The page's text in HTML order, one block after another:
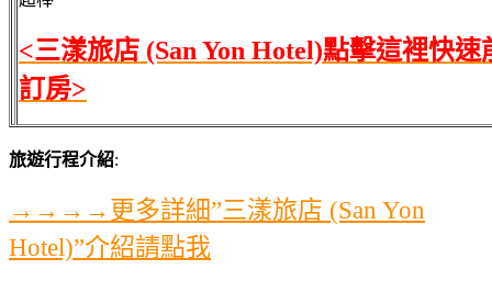
<三漾旅店 (San Yon Hotel)點擊這裡快速
訂房>
旅遊行程介紹:
→→→→更多詳細”三漾旅店 (San Yon
Hotel)”介紹請點我